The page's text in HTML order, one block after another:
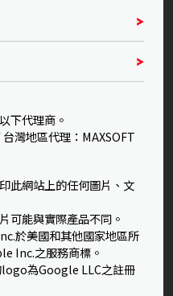
下代理商。
灣地區代理：MAXSOFT
此網站上的任何圖片、文
可能與實際產品不同。
於美國和其他國家地區所
Inc.之服務商標。
為Google LLC之註冊